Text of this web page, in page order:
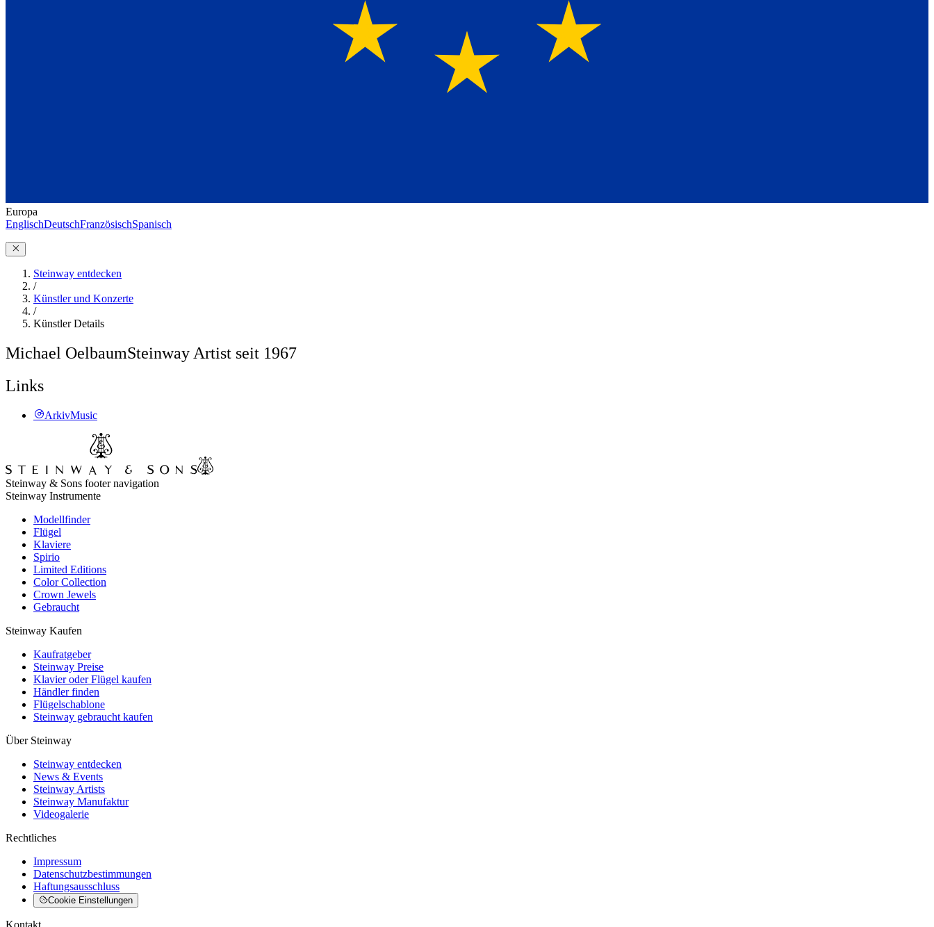
Europa
EnglischDeutschFranzösischSpanisch
Steinway entdecken
/
Künstler und Konzerte
/
Künstler Details
Michael OelbaumSteinway Artist seit 1967
Links
ArkivMusic
Steinway & Sons footer navigation
Steinway Instrumente
Modellfinder
Flügel
Klaviere
Spirio
Limited Editions
Color Collection
Crown Jewels
Gebraucht
Steinway Kaufen
Kaufratgeber
Steinway Preise
Klavier oder Flügel kaufen
Händler finden
Flügelschablone
Steinway gebraucht kaufen
Über Steinway
Steinway entdecken
News & Events
Steinway Artists
Steinway Manufaktur
Videogalerie
Rechtliches
Impressum
Datenschutzbestimmungen
Haftungsausschluss
Cookie Einstellungen
Kontakt